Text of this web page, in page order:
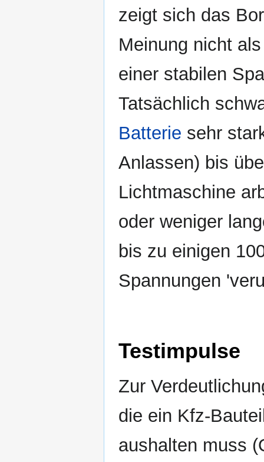
zeigt sich das
Meinung nicht
einer stabilen
Tatsächlich
Batterie sehr
Anlassen) bis
Lichtmaschine
oder weniger
bis zu einigen
Spannungen
Testimpulse
Zur
die ein Kfz-
aushalten muss